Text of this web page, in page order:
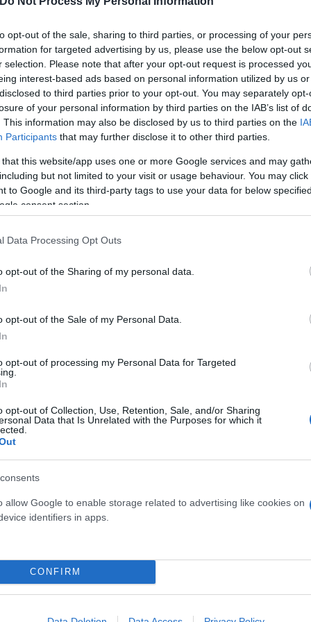
opt-out of the sale, sharing to third parties, or processing of your
for targeted advertising by us, please use the below opt-out
selection. Please note that after your opt-out request is processed
interest-based ads based on personal information utilized by us
to third parties prior to your opt-out. You may separately
of your personal information by third parties on the IAB’s list of
This information may also be disclosed by us to third parties on the
Participants that may further disclose it to other third parties.
that this website/app uses one or more Google services and may
but not limited to your visit or usage behaviour. You may
to Google and its third-party tags to use your data for below
consent section.
Data Processing Opt Outs
opt-out of the Sharing of my personal data.
opt-out of the Sale of my Personal Data.
opt-out of processing my Personal Data for Targeted
opt-out of Collection, Use, Retention, Sale, and/or Sharing
Data that Is Unrelated with the Purposes for which it
allow Google to enable storage related to advertising like cookies on
identifiers in apps.
CONFIRM
κάθε Τρίτη, Πέμπτη και Κυριακή στις
στο Τζόκερ
πρακτορείων και αυξάνουν τις πιθανότητες για
2,50 ευρώ. Πιθανότητες: 23,8%
3,00 ευρώ. Πιθανότητες: 10,7%
4,50 ευρώ. Πιθανότητες: 7,1%
Κόστος 15,00 ευρώ. Πιθανότητες: 23,8%
Κόστος 7,00 ευρώ. Πιθανότητες: 5,55%
Κόστος 25,50 ευρώ. Πιθανότητες: 20,24%
Κόστος 11,00 ευρώ. Πιθανότητες: 4,76%
Κόστος 19,00 ευρώ. Πιθανότητες: 4,8%
Κόστος 27,00 ευρώ. Πιθανότητες: 4,2%